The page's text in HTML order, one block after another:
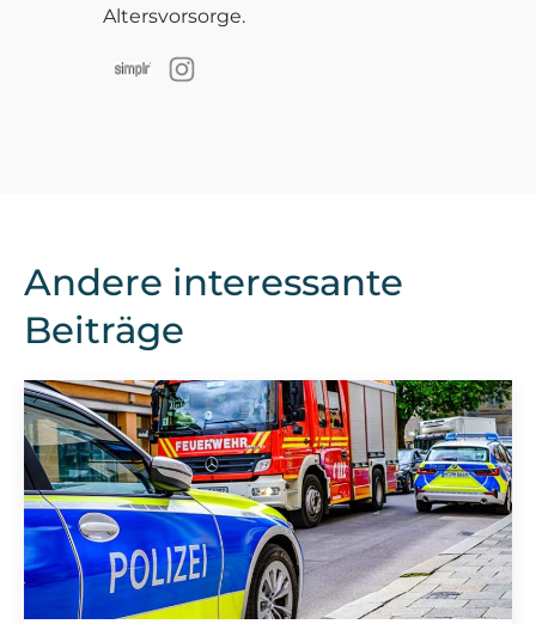
Altersvorsorge.
Andere interessante
Beiträge